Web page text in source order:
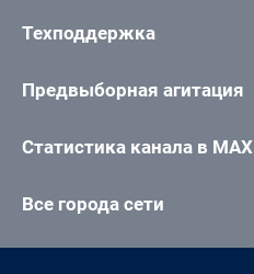
Техподдержка
Предвыборная агитация
Статистика канала в MAX
Все города сети